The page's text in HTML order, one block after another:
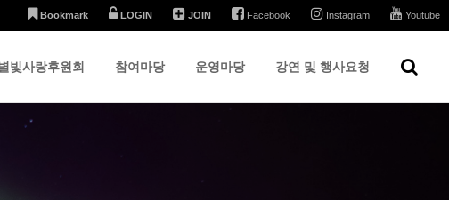
Bookmark LOGIN JOIN Facebook Instagram Youtube
빛사랑후원회 참여마당 운영마당 강연 및 행사요청